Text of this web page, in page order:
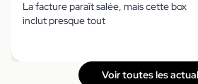
La facture paraît salée, mais cette box
inclut presque tout
Voir toutes les